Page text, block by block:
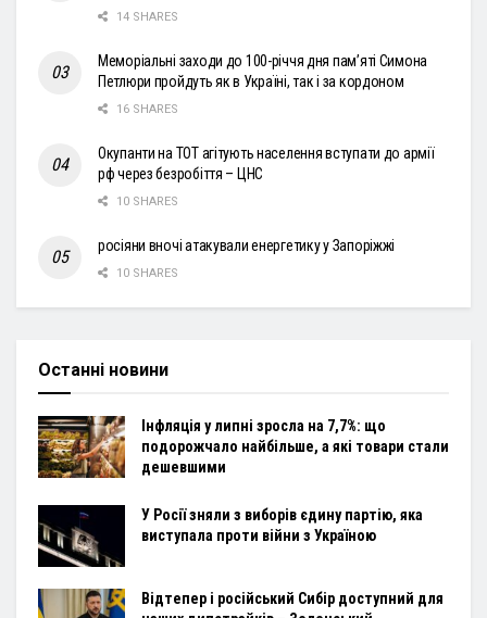
14 SHARES
Меморіальні заходи до 100-річчя дня пам’яті Симона
Петлюри пройдуть як в Україні, так і за кордоном
16 SHARES
Окупанти на ТОТ агітують населення вступати до армії
рф через безробіття – ЦНС
10 SHARES
росіяни вночі атакували енергетику у Запоріжжі
10 SHARES
Останні новини
Інфляція у липні зросла на 7,7%: що
подорожчало найбільше, а які товари стали
дешевшими
У Росії зняли з виборів єдину партію, яка
виступала проти війни з Україною
Відтепер і російський Сибір доступний для